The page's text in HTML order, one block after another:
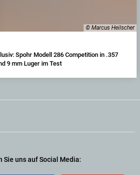
© Marcus Heilscher
Spohr Modell 286 Competition in .357
9 mm Luger im Test
Sie uns auf Social Media: